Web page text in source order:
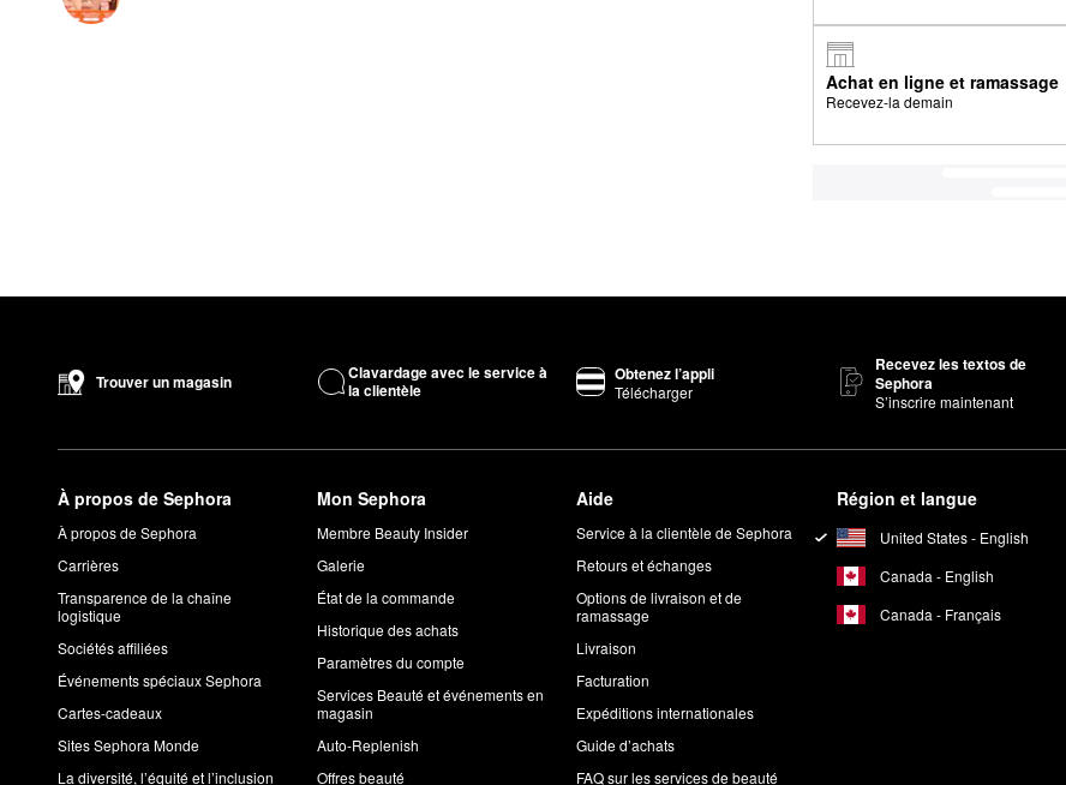
Achat en ligne et ramassage
Recevez-la demain
Trouver un magasin
Clavardage avec le service à
la clientèle
Obtenez l’appli
Télécharger
Recevez les textos de
Sephora
S’inscrire maintenant
À propos de Sephora
À propos de Sephora
Carrières
Transparence de la chaîne
logistique
Sociétés affiliées
Événements spéciaux Sephora
Cartes-cadeaux
Sites Sephora Monde
La diversité, l’équité et l’inclusion
Mon Sephora
Membre Beauty Insider
Galerie
État de la commande
Historique des achats
Paramètres du compte
Services Beauté et événements en
magasin
Auto-Replenish
Offres beauté
Aide
Service à la clientèle de Sephora
Retours et échanges
Options de livraison et de
ramassage
Livraison
Facturation
Expéditions internationales
Guide d’achats
FAQ sur les services de beauté
Région et langue
United States - English
Canada - English
Canada - Français